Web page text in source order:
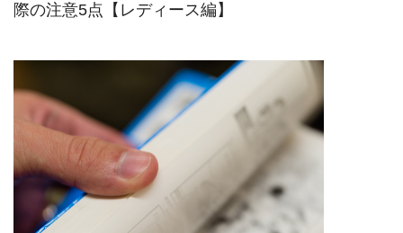
際の注意5点【レディース編】